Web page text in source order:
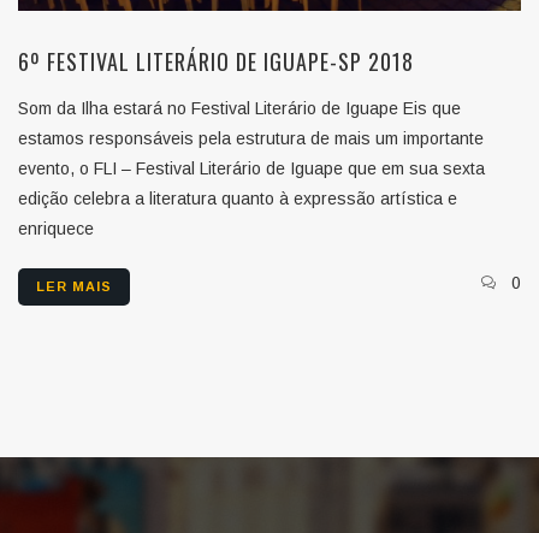
6º FESTIVAL LITERÁRIO DE IGUAPE-SP 2018
Som da Ilha estará no Festival Literário de Iguape Eis que
estamos responsáveis pela estrutura de mais um importante
evento, o FLI – Festival Literário de Iguape que em sua sexta
edição celebra a literatura quanto à expressão artística e
enriquece
LER MAIS 0